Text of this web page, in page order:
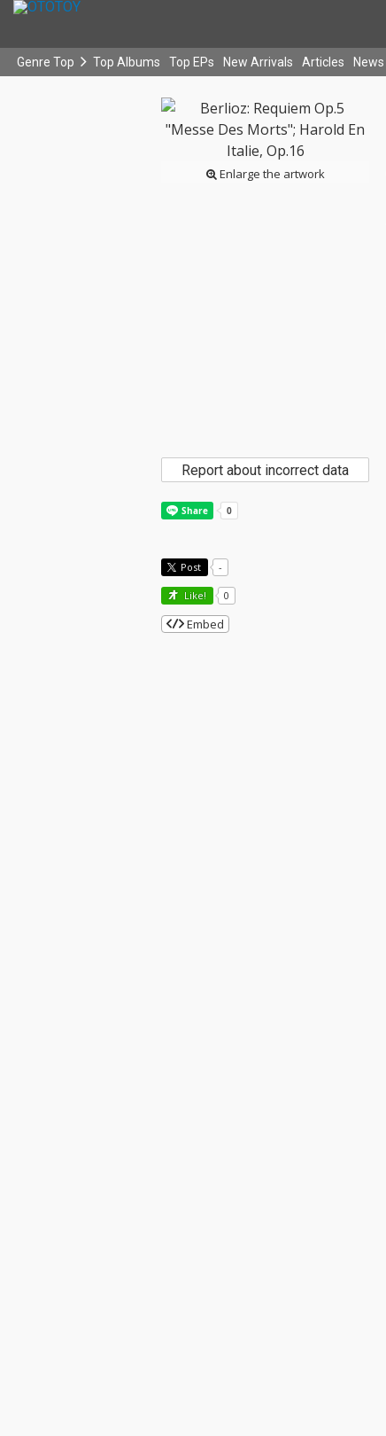
Genre Top Top Albums Top EPs New Arrivals Articles News
Enlarge the artwork
Report about incorrect data
Post -
Like! 0
Embed